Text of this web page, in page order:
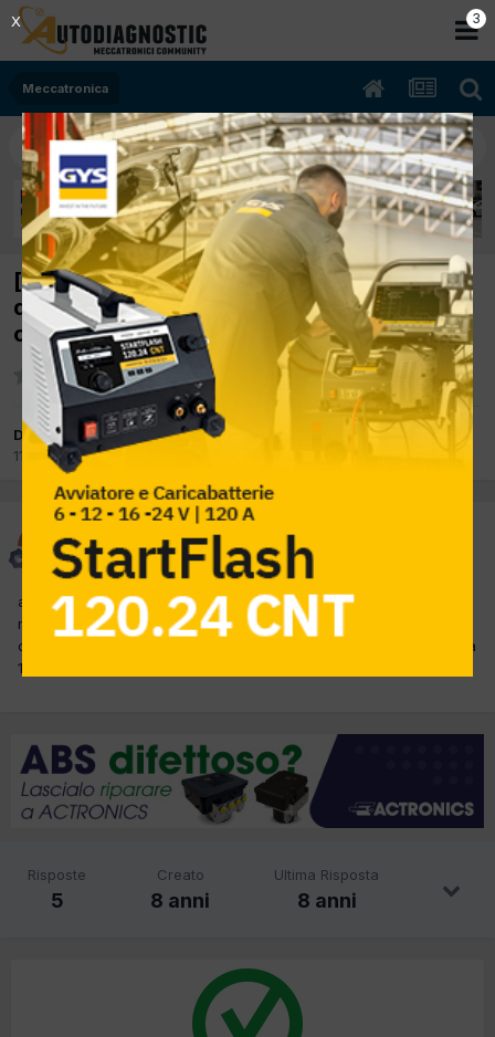
Meccatronica
[mercedes classe a 168 03/2003 1700cc
diesel 72Kw Diesel] sostituzione candelette
classe a prima serie
Da fiss
11 Settembre 2017
Inviato11 Settembre 2017
alve a tutti...... la sostituzione delle candelette nella 168 con
mptore 1700 diesel sono complicate??? si devono smostare molte
cose??? i collettori rimangono su???? per capirci sono come nella
169??? una rogna????
Risposte
5
Creato
8 anni
Ultima Risposta
8 anni
2
X